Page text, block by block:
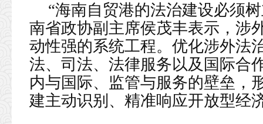
“海南自贸港的法治建设必须
南省政协副主席侯茂丰表示，涉
动性强的系统工程。优化涉外法
法、司法、法律服务以及国际合
内与国际、监管与服务的壁垒，
建主动识别、精准响应开放型经